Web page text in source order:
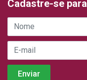
Cadastre-se